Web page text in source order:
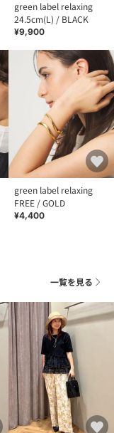
green label relaxing
24.5cm(L) / BLACK
¥9,900
green label relaxing
FREE / GOLD
¥4,400
一覧を見る